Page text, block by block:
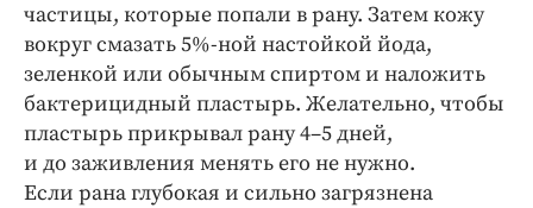
частицы, которые попали в рану. Затем кожу
вокруг смазать 5%-ной настойкой йода,
зеленкой или обычным спиртом и наложить
бактерицидный пластырь. Желательно, чтобы
пластырь прикрывал рану 4–5 дней,
и до заживления менять его не нужно.
Если рана глубокая и сильно загрязнена